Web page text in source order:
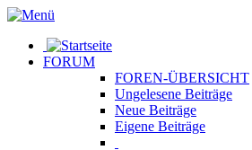
FORUM
FOREN-ÜBERSICHT
Ungelesene Beiträge
Neue Beiträge
Eigene Beiträge